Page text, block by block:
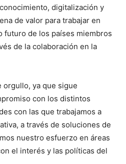
digitalización y
de valor para trabajar en
futuro de los países miembros
de la colaboración en la
orgullo, ya que sigue
con los distintos
con las que trabajamos a
a través de soluciones de
nuestro esfuerzo en áreas
el interés y las políticas del